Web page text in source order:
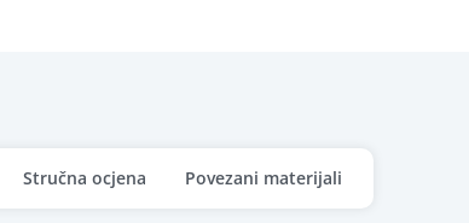
Stručna ocjena Povezani materijali